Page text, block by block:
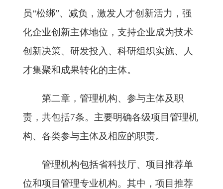
员“松绑”、减负，激发人才创新活力，强
化企业创新主体地位，支持企业成为技术
创新决策、研发投入、科研组织实施、人
才集聚和成果转化的主体。
第二章，管理机构、参与主体及职
责，共包括7条。主要明确各级项目管理机
构、各类参与主体及相应的职责。
管理机构包括省科技厅、项目推荐单
位和项目管理专业机构。其中，项目推荐